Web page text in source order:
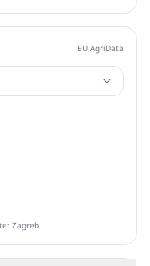
EU AgriData
Zagreb